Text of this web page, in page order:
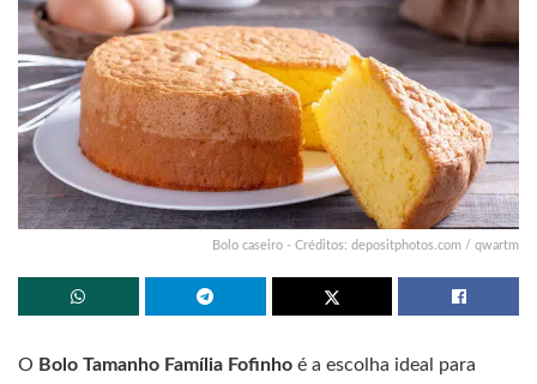
Bolo caseiro - Créditos: depositphotos.com / qwartm
O Bolo Tamanho Família Fofinho é a escolha ideal para